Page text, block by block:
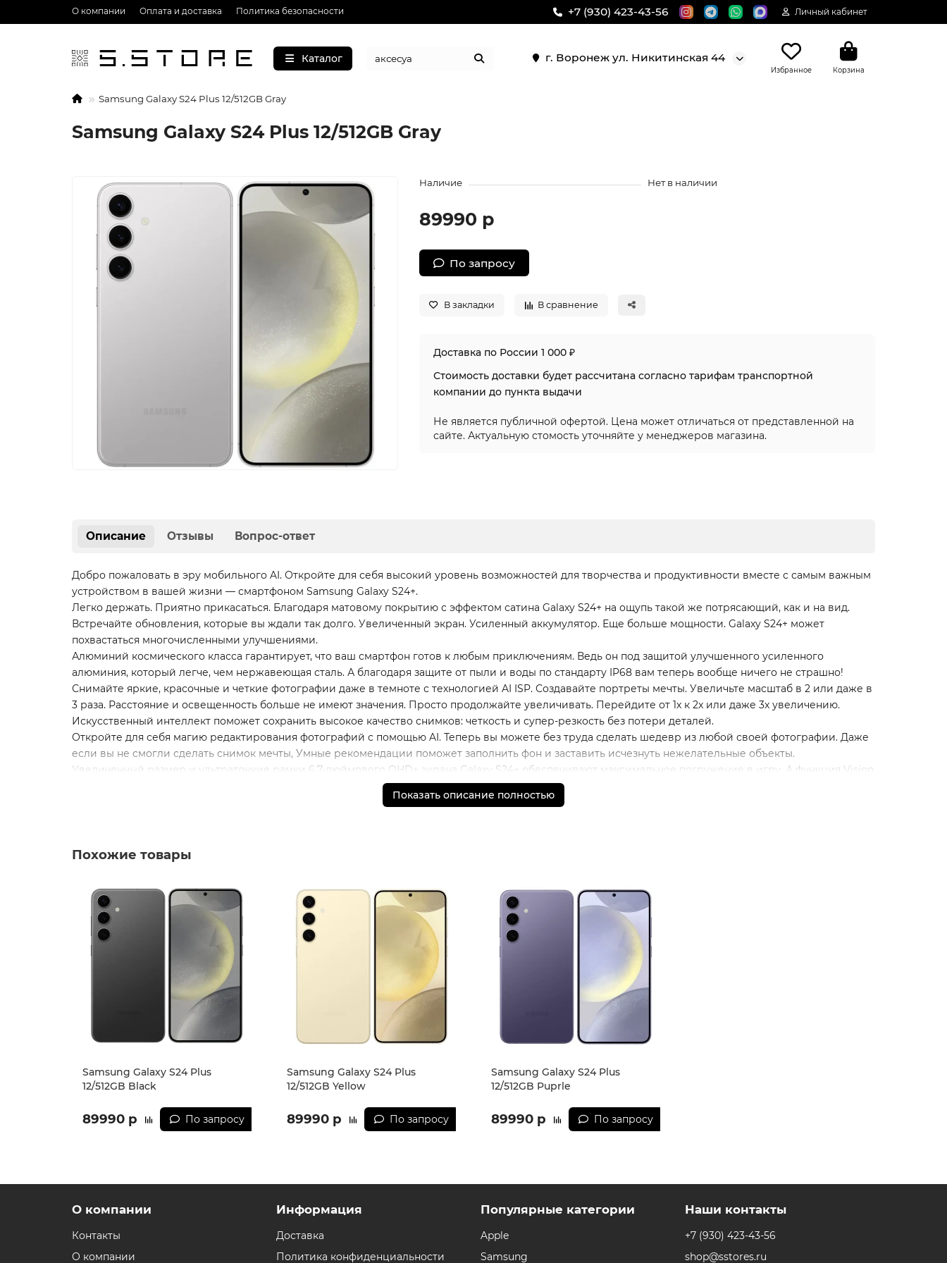
О компании Оплата и доставка Политика безопасности +7 (930) 423-43-56 Личный кабинет
Каталог г. Воронеж ул. Никитинская 44
Избранное Корзина
Samsung Galaxy S24 Plus 12/512GB Gray
Samsung Galaxy S24 Plus 12/512GB Gray
Наличие Нет в наличии
89990 р
По запросу
В закладки В сравнение
Доставка по России 1 000 ₽
Стоимость доставки будет рассчитана согласно тарифам транспортной
компании до пункта выдачи
Не является публичной офертой. Цена может отличаться от представленной на
сайте. Актуальную стомость уточняйте у менеджеров магазина.
Описание Отзывы Вопрос-ответ
Добро пожаловать в эру мобильного AI. Откройте для себя высокий уровень возможностей для творчества и продуктивности вместе с самым важным
устройством в вашей жизни — смартфоном Samsung Galaxy S24+.
Легко держать. Приятно прикасаться. Благодаря матовому покрытию с эффектом сатина Galaxy S24+ на ощупь такой же потрясающий, как и на вид.
Встречайте обновления, которые вы ждали так долго. Увеличенный экран. Усиленный аккумулятор. Еще больше мощности. Galaxy S24+ может
похвастаться многочисленными улучшениями.
Алюминий космического класса гарантирует, что ваш смартфон готов к любым приключениям. Ведь он под защитой улучшенного усиленного
алюминия, который легче, чем нержавеющая сталь. А благодаря защите от пыли и воды по стандарту IP68 вам теперь вообще ничего не страшно!
Снимайте яркие, красочные и четкие фотографии даже в темноте с технологией AI ISP. Создавайте портреты мечты. Увеличьте масштаб в 2 или даже в
3 раза. Расстояние и освещенность больше не имеют значения. Просто продолжайте увеличивать. Перейдите от 1x к 2x или даже 3x увеличению.
Искусственный интеллект поможет сохранить высокое качество снимков: четкость и супер-резкость без потери деталей.
Откройте для себя магию редактирования фотографий с помощью AI. Теперь вы можете без труда сделать шедевр из любой своей фотографии. Даже
если вы не смогли сделать снимок мечты, Умные рекомендации поможет заполнить фон и заставить исчезнуть нежелательные объекты.
Увеличенный размер и ультратонкие рамки 6,7-дюймового QHD+ экрана Galaxy S24+ обеспечивают максимальное погружение в игру. А функция Vision
Booster делает цветопередачу и контрастность оптимальными.
Включайте их снова и снова. Не думая о заряде. Galaxy S24+ оснащен интеллектуальным аккумулятором, который позволит дольше играть, смотреть и
Показать описание полностью
Похожие товары
Samsung Galaxy S24 Plus
12/512GB Black
89990 р По запросу
Samsung Galaxy S24 Plus
12/512GB Yellow
89990 р По запросу
Samsung Galaxy S24 Plus
12/512GB Puprle
89990 р По запросу
О компании
Контакты
О компании
Информация
Доставка
Политика конфиденциальности
Популярные категории
Apple
Samsung
Наши контакты
+7 (930) 423-43-56
shop@sstores.ru